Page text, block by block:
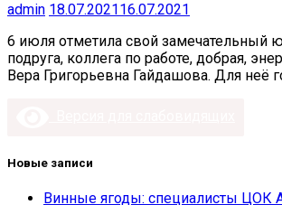
admin 18.07.202116.07.2021
6 июля отметила свой замечательный
подруга, коллега по работе, добрая,
Вера Григорьевна Гайдашова. Для неё
Новые записи
Винные ягоды: специалисты ЦОК